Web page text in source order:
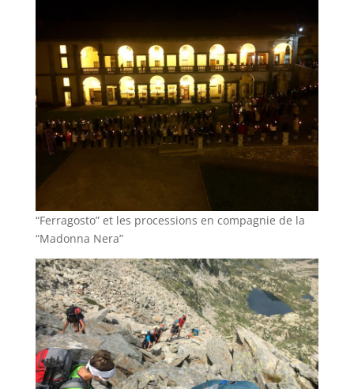
“Ferragosto” et les processions en compagnie de la
“Madonna Nera”